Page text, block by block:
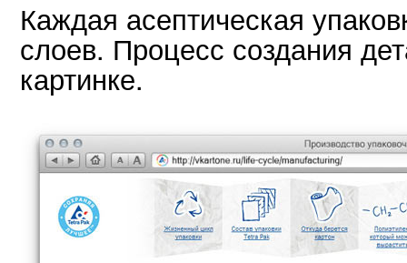
Каждая асептическая
слоев. Процесс создания
картинке.